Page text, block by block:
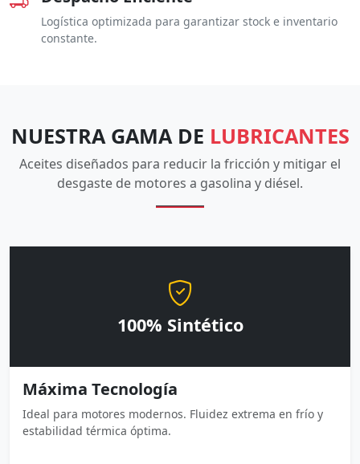
Logística optimizada para garantizar stock e inventario
constante.
NUESTRA GAMA DE LUBRICANTES
Aceites diseñados para reducir la fricción y mitigar el
desgaste de motores a gasolina y diésel.
100% Sintético
Máxima Tecnología
Ideal para motores modernos. Fluidez extrema en frío y
estabilidad térmica óptima.